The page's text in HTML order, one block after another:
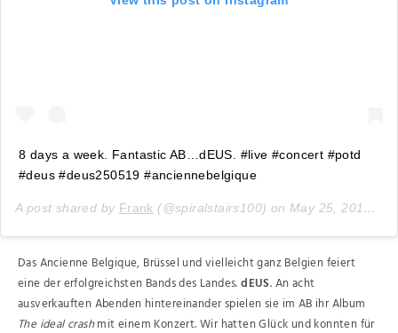
8 days a week. Fantastic AB…dEUS. #live #concert #potd
#deus #deus250519 #anciennebelgique
A post shared by Frank (@spiralstairs100) on May 25, 2019 at 5:10pm PDT
Das Ancienne Belgique, Brüssel und vielleicht ganz Belgien feiert
eine der erfolgreichsten Bands des Landes.dEUS. An acht
ausverkauften Abenden hintereinander spielen sie im AB ihr Album
The ideal crashmit einem Konzert. Wir hatten Glück und konnten für